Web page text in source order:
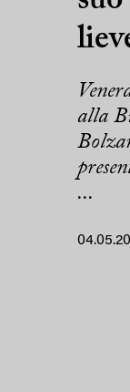
alla
...